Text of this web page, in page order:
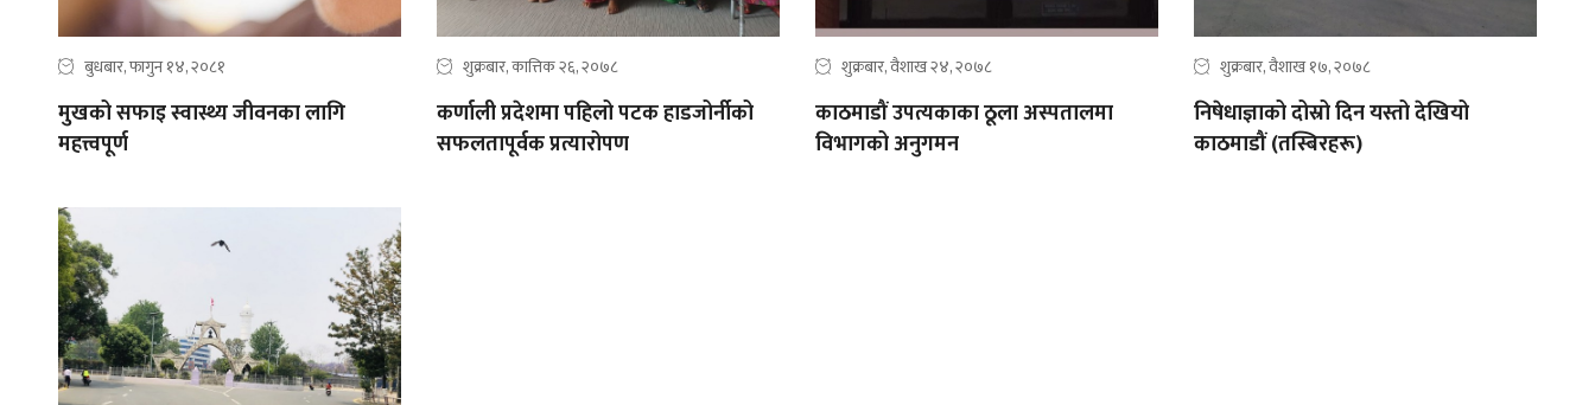
बुधबार, फागुन १४, २०८१
मुखको सफाइ स्वास्थ्य जीवनका लागि
महत्त्वपूर्ण
शुक्रबार, कात्तिक २६, २०७८
कर्णाली प्रदेशमा पहिलो पटक हाडजोर्नीको
सफलतापूर्वक प्रत्यारोपण
शुक्रबार, वैशाख २४, २०७८
काठमाडौं उपत्यकाका ठूला अस्पतालमा
विभागको अनुगमन
शुक्रबार, वैशाख १७, २०७८
निषेधाज्ञाको दोस्रो दिन यस्तो देखियो
काठमाडौं (तस्बिरहरू)